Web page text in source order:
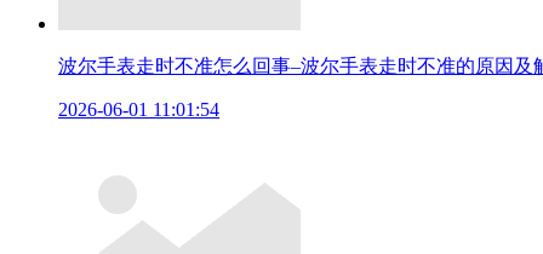
波尔手表走时不准怎么回事–波尔手表走时不准的原因及
2026-06-01 11:01:54